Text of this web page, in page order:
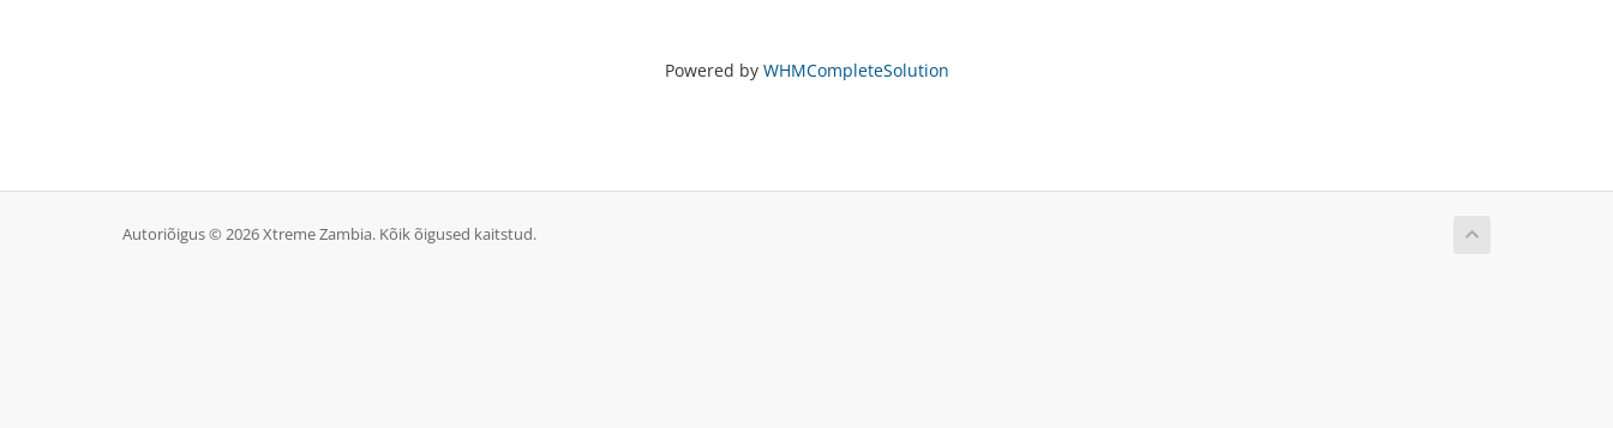
Powered by WHMCompleteSolution
Autoriõigus © 2026 Xtreme Zambia. Kõik õigused kaitstud.